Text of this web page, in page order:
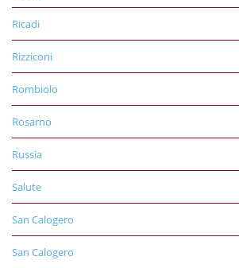
Ricadi
Rizziconi
Rombiolo
Rosarno
Russia
Salute
San Calogero
San Calogero